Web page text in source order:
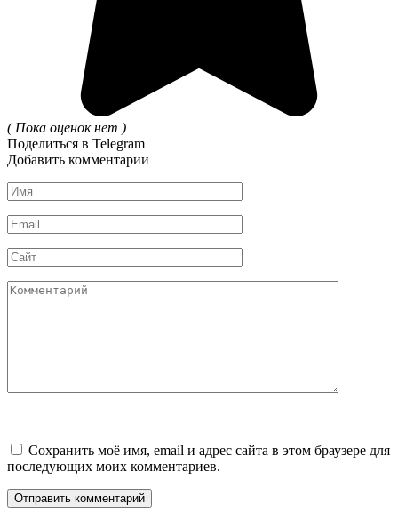
( Пока оценок нет )
Поделиться в Telegram
Добавить комментарии
Имя
*
Email
*
Сайт
Комментарий
Сохранить моё имя, email и адрес сайта в этом браузере для
последующих моих комментариев.